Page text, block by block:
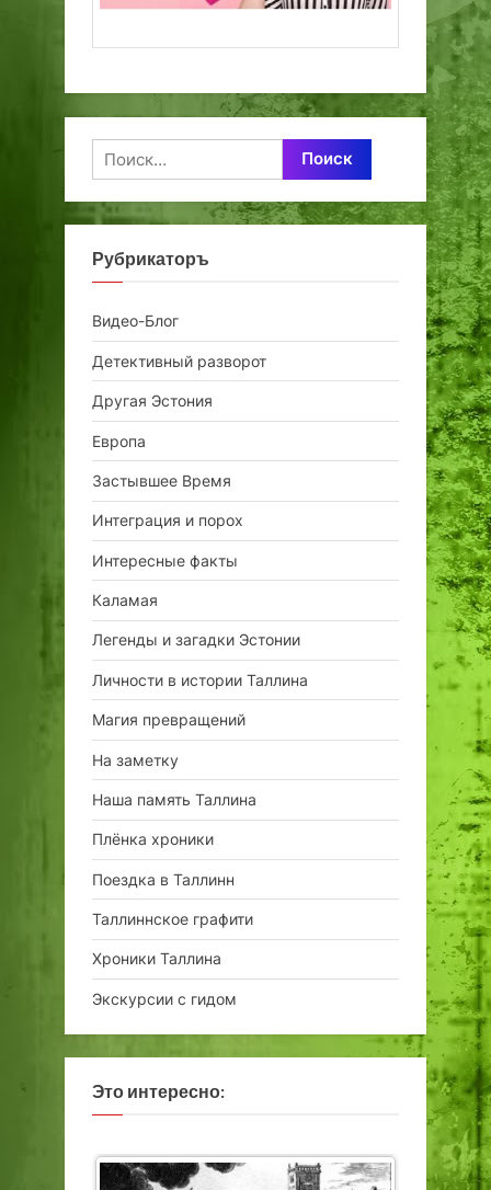
Найти:
Рубрикаторъ
Видео-Блог
Детективный разворот
Другая Эстония
Европа
Застывшее Время
Интеграция и порох
Интересные факты
Каламая
Легенды и загадки Эстонии
Личности в истории Таллина
Магия превращений
На заметку
Наша память Таллина
Плёнка хроники
Поездка в Таллинн
Таллиннское графити
Хроники Таллина
Экскурсии с гидом
Это интересно: